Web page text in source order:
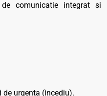
comunicatie integrat si
de urgenta (incediu).